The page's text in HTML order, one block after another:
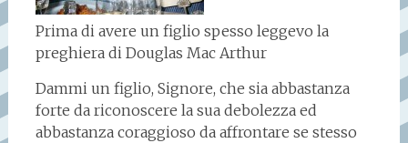
Prima di avere un figlio spesso leggevo la
preghiera di Douglas Mac Arthur
Dammi un figlio, Signore, che sia abbastanza
forte da riconoscere la sua debolezza ed
abbastanza coraggioso da affrontare se stesso